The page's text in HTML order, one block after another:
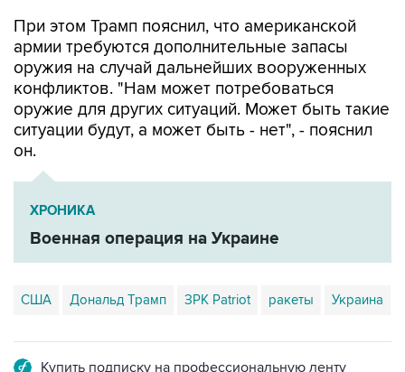
При этом Трамп пояснил, что американской
армии требуются дополнительные запасы
оружия на случай дальнейших вооруженных
конфликтов. "Нам может потребоваться
оружие для других ситуаций. Может быть такие
ситуации будут, а может быть - нет", - пояснил
он.
ХРОНИКА
Военная операция на Украине
США Дональд Трамп ЗРК Patriot ракеты Украина
Купить подписку на профессиональную ленту